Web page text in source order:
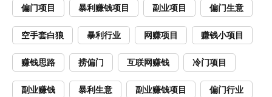
偏门项目 暴利赚钱项目 副业项目 偏门生意
空手套白狼 暴利行业 网赚项目 赚钱小项目
赚钱思路 捞偏门 互联网赚钱 冷门项目
副业赚钱 暴利生意 副业赚钱项目 偏门行业